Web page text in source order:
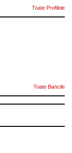
Toate Profilele
Toate Bancile